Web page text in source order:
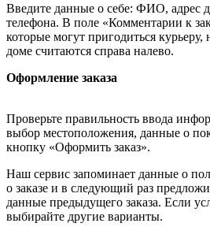
Введите данные о себе: ФИО, адрес
телефона. В поле «Комментарии к
которые могут пригодиться
доме считаются справа налево.
Оформление заказа
Проверьте правильность ввода
выбор местоположения, данные о
кнопку «Оформить заказ».
Наш сервис запоминает данные о
о заказе и в следующий раз
данные предыдущего заказа. Если
выбирайте другие варианты.